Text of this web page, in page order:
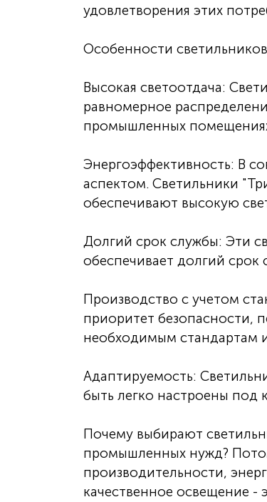
удовлетворения этих
Особенности
Высокая светоотдача:
равномерное
промышленных
Энергоэффективность: В
аспектом. Светильники
обеспечивают высокую
Долгий срок службы: Эти
обеспечивает долгий
Производство с учетом
приоритет безопасности,
необходимым стандартам
Адаптируемость:
быть легко настроены под
Почему выбирают
промышленных нужд?
производительности,
качественное освещение -